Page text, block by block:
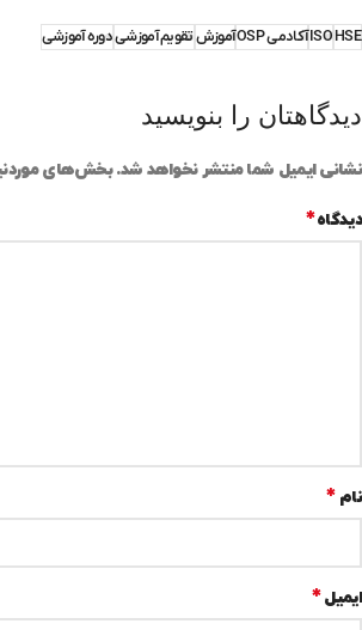
HSE
ISOآکادمی OSP آموزشتقویم آموزشیدوره آموزشی
دیدگاهتان را بنویسید
نشانی ایمیل شما منتشر نخواهد شد. بخش‌های
دیدگاه*
نام*
ایمیل*